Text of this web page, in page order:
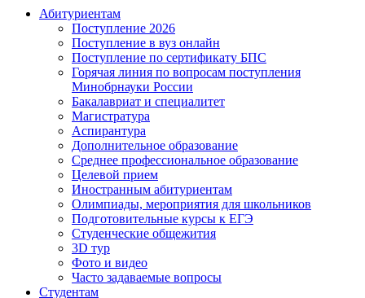
Абитуриентам
Поступление 2026
Поступление в вуз онлайн
Поступление по сертификату БПС
Горячая линия по вопросам поступления
Минобрнауки России
Бакалавриат и специалитет
Магистратура
Аспирантура
Дополнительное образование
Среднее профессиональное образование
Целевой прием
Иностранным абитуриентам
Олимпиады, мероприятия для школьников
Подготовительные курсы к ЕГЭ
Студенческие общежития
3D тур
Фото и видео
Часто задаваемые вопросы
Студентам